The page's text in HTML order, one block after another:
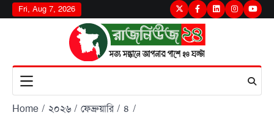
Skip
to
Fri, Aug 7, 2026 TwitterFacebook
LinkedInInstagram
Home ২০২৬ ফেব্রুয়ারি
৪